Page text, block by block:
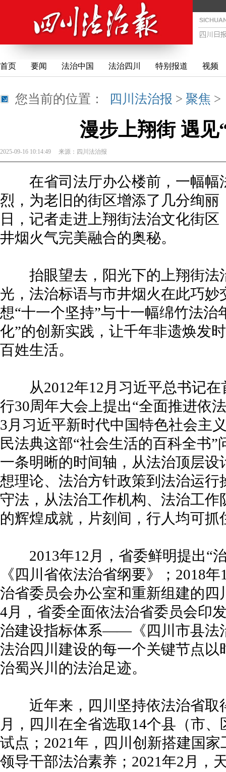
首页 要闻 法治中国 法治四川 特别报道 视频
您当前的位置： 四川法治报 > 聚焦
漫步上翔街 遇见
2025-09-16 10:14:49 来源： 四川法治报
在省司法厅办公楼前，一幅幅
烈，为老旧的街区增添了几分绚
日，记者走进上翔街法治文化街
井烟火气完美融合的奥秘。
抬眼望去，阳光下的上翔街法
光，法治标语与市井烟火在此巧
想“十一个坚持”与十一幅绵竹法治
化”的创新实践，让千年非遗焕发
百姓生活。
从2012年12月习近平总书记在
行30周年大会上提出“全面推进依
3月习近平新时代中国特色社会主
民法典这部“社会生活的百科全书
一条明晰的时间轴，从法治顶层
想理论、法治方针政策到法治运
守法，从法治工作机构、法治工
的辉煌成就，片刻间，行人均可
2013年12月，省委鲜明提出“
《四川省依法治省纲要》；2018
治省委员会办公室和重新组建的四
4月，省委全面依法治省委员会印
治建设指标体系——《四川市县
法治四川建设的每一个关键节点
治蜀兴川的法治足迹。
近年来，四川坚持依法治省取
月，四川在全省选取14个县（市
试点；2021年，四川创新搭建国
领导干部法治素养；2021年2月，